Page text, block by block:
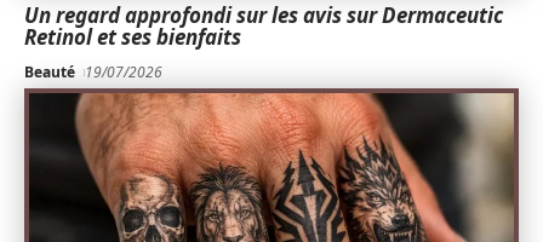
Un regard approfondi sur les avis sur Dermaceutic
Retinol et ses bienfaits
Beauté 19/07/2026